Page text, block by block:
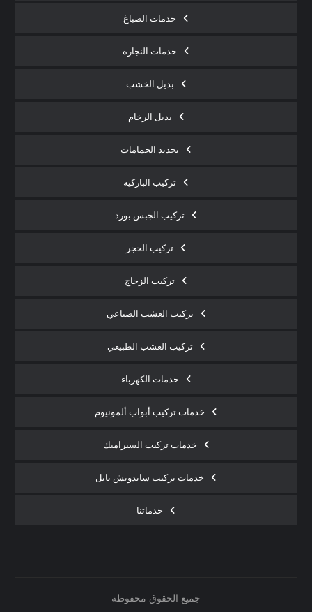
خدمات الصباغ
خدمات النجارة
بديل الخشب
بديل الرخام
تجديد الحمامات
تركيب الباركيه
تركيب الجبس بورد
تركيب الحجر
تركيب الزجاج
تركيب العشب الصناعي
تركيب العشب الطبيعي
خدمات الكهرباء
خدمات تركيب أبواب ألمونيوم
خدمات تركيب السيراميك
خدمات تركيب ساندوتش بانل
خدماتنا
جميع الحقوق محفوظة